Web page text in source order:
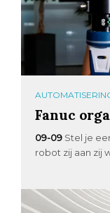
Fanuc
09-09 Stel je
robot zij aan zij